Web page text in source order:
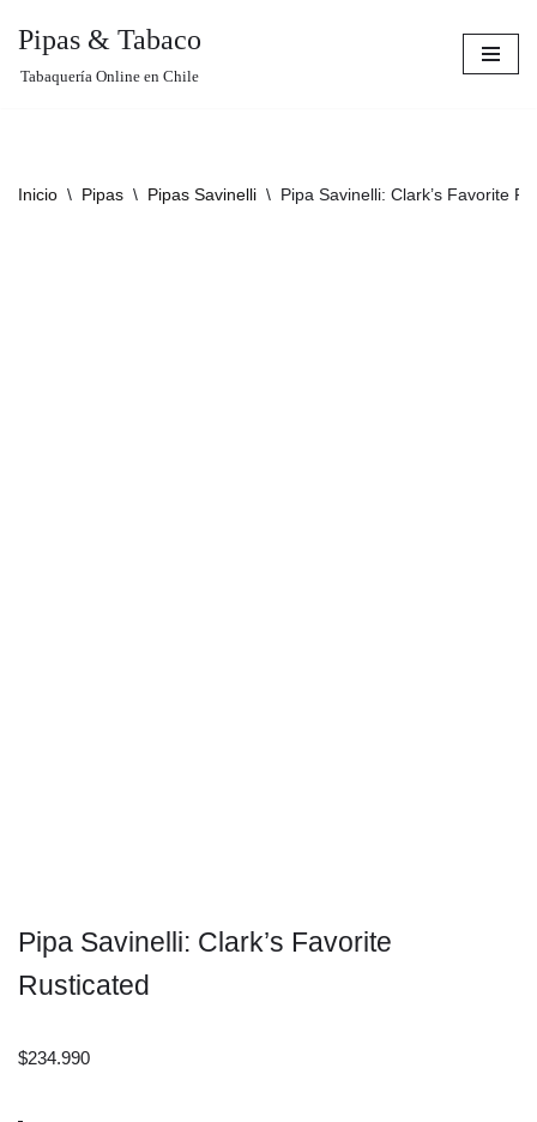
Pipas & Tabaco
Tabaquería Online en Chile
Inicio \ Pipas \ Pipas Savinelli \ Pipa Savinelli: Clark’s Favorite
Pipa Savinelli: Clark’s Favorite
Rusticated
$234.990